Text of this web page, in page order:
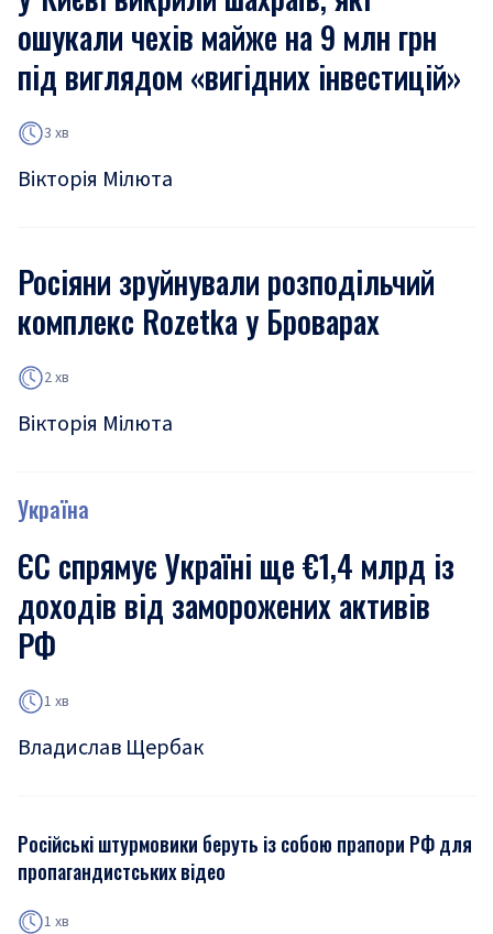
ошукали чехів майже на 9 млн грн
під виглядом «вигідних інвестицій»
3 хв
Вікторія Мілюта
Росіяни зруйнували розподільчий
комплекс Rozetka у Броварах
2 хв
Вікторія Мілюта
Україна
ЄС спрямує Україні ще €1,4 млрд із
доходів від заморожених активів
РФ
1 хв
Владислав Щербак
Російські штурмовики беруть із собою прапори РФ для
пропагандистських відео
1 хв